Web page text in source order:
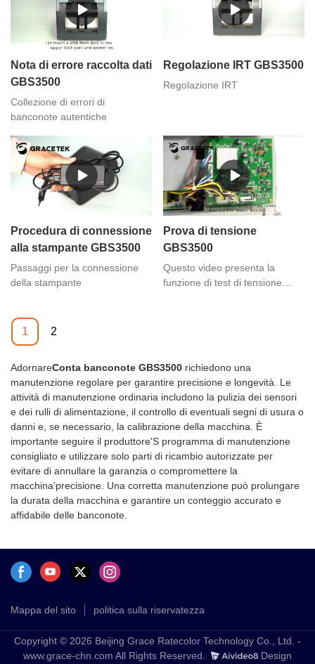
AdornareConta banconote GBS3500 richiedono una
manutenzione regolare per garantire precisione e longevità. Le
attività di manutenzione ordinaria includono la pulizia dei sensori
e dei rulli di alimentazione, il controllo di eventuali segni di usura o
danni e, se necessario, la calibrazione della macchina. È
importante seguire il produttore'S programma di manutenzione
consigliato e utilizzare solo parti di ricambio autorizzate per
evitare di annullare la garanzia o compromettere la
macchina'precisione. Una corretta manutenzione può prolungare
la durata della macchina e garantire un conteggio accurato e
affidabile delle banconote.
Nota di errore raccolta dati
GBS3500
Collezione di errori di
banconote autentiche
Regolazione IRT GBS3500
Regolazione IRT
Procedura di connessione
alla stampante GBS3500
Passaggi per la connessione
della stampante
Prova di tensione
GBS3500
Questo video presenta la
funzione di test di tensione
1 2
Mappa del sito politica sulla riservatezza
Copyright © 2026 Beijing Grace Ratecolor Technology Co., Ltd. -
www.grace-chn.com All Rights Reserved.
Design